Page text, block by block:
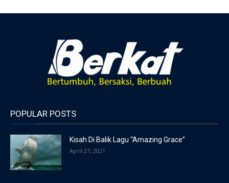
POPULAR POSTS
Kisah Di Balik Lagu “Amazing Grace”
April 27, 2021